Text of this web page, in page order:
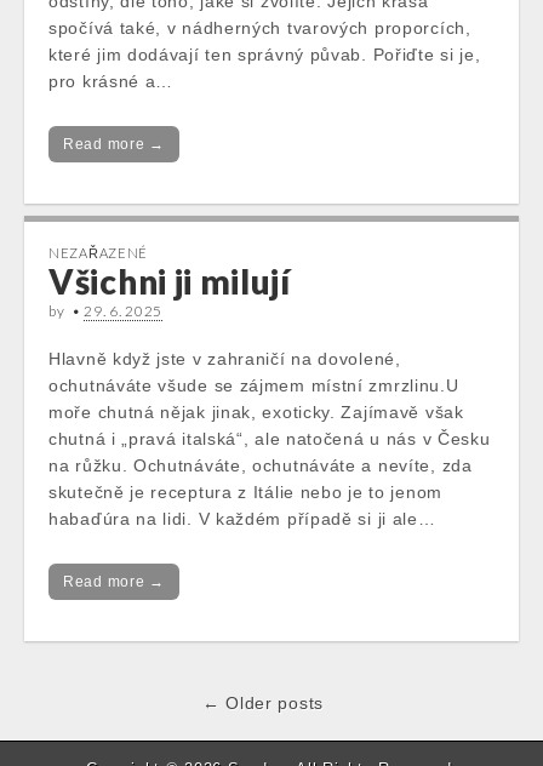
spočívá také, v nádherných tvarových proporcích,
které jim dodávají ten správný půvab. Pořiďte si je,
pro krásné a…
Read more →
NEZAŘAZENÉ
Všichni ji milují
by •29. 6. 2025
Hlavně když jste v zahraničí na dovolené,
ochutnáváte všude se zájmem místní zmrzlinu.U
moře chutná nějak jinak, exoticky. Zajímavě však
chutná i „pravá italská“, ale natočená u nás v Česku
na růžku. Ochutnáváte, ochutnáváte a nevíte, zda
skutečně je receptura z Itálie nebo je to jenom
habaďúra na lidi. V každém případě si ji ale…
Read more →
navigation
← Older posts